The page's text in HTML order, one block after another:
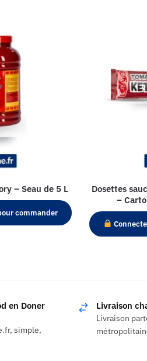
– Seau de 5 L
commander
Dosettes
–
en Doner
simple,
Livraison
Livraison